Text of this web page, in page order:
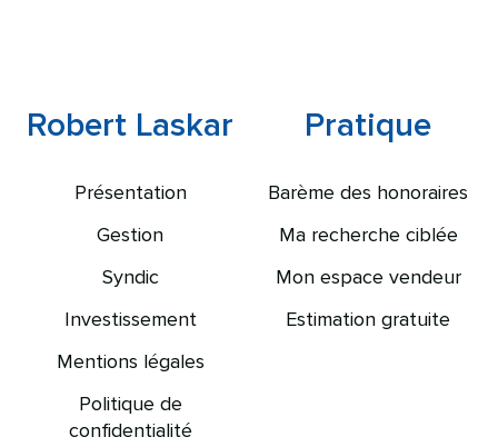
Robert Laskar
Présentation
Gestion
Syndic
Investissement
Mentions légales
Politique de
confidentialité
Pratique
Barème des honoraires
Ma recherche ciblée
Mon espace vendeur
Estimation gratuite